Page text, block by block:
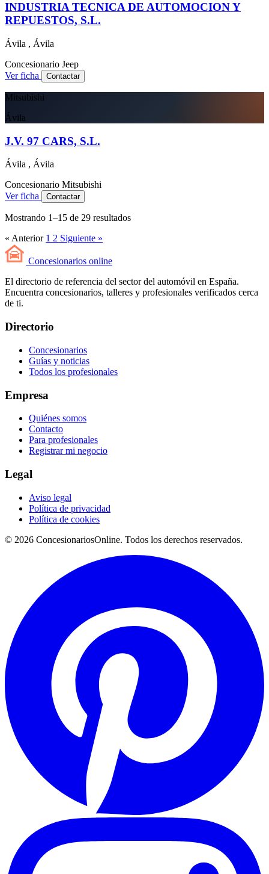
INDUSTRIA TECNICA DE AUTOMOCION Y
REPUESTOS, S.L.
Ávila , Ávila
Concesionario Jeep
Ver ficha
Contactar
Mitsubishi
Ávila
J.V. 97 CARS, S.L.
Ávila , Ávila
Concesionario Mitsubishi
Ver ficha
Contactar
Mostrando 1–15 de 29 resultados
« Anterior 1 2 Siguiente »
Concesionarios online
El directorio de referencia del sector del automóvil en España.
Encuentra concesionarios, talleres y profesionales verificados cerca
de ti.
Directorio
Concesionarios
Guías y noticias
Todos los profesionales
Empresa
Quiénes somos
Contacto
Para profesionales
Registrar mi negocio
Legal
Aviso legal
Política de privacidad
Política de cookies
© 2026 ConcesionariosOnline. Todos los derechos reservados.